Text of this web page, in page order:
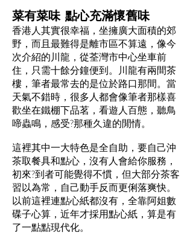
菜有菜味 點心充滿懷舊味
香港人其實很幸福，坐擁廣大面積的郊
野，而且最難得是離市區不算遠，像今
次介紹的川龍，從荃灣市中心坐車前
住，只需十餘分鐘便到。川龍有兩間茶
樓，筆者最常去的是位於路口那間。當
天氣不錯時，很多人都會像筆者那樣喜
歡坐在鐵棚下品茗，看遊人百態，聽鳥
啼蟲鳴，感受?那種久違的閒情。
這裡其中一大特色是全自助，要自己沖
茶取餐具和點心，沒有人會給你服務，
初來?到者可能覺得不慣，但大部分茶客
習以為常，自己動手反而更俐落爽快。
以前這裡連點心紙都沒有，全靠阿姐數
碟子心算，近年才採用點心紙，算是有
了一點點現代化。